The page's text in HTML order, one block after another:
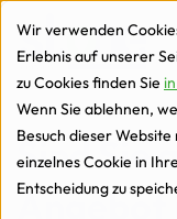
Wir verwenden
Erlebnis auf unserer
zu Cookies finden Sie
Wenn Sie ablehnen,
Besuch dieser
einzelnes Cookie in
Entscheidung zu
zur Navigation
zum Inhalt
Sind Sie
Angebot